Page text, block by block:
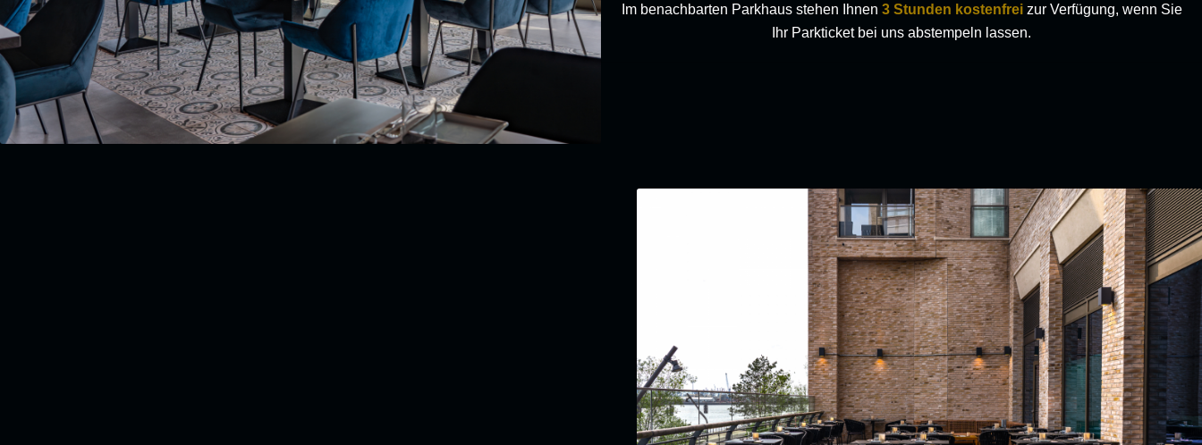
Im benachbarten Parkhaus stehen Ihnen 3 Stunden kostenfreizur Verfügung, wenn Sie
Ihr Parkticket bei uns abstempeln lassen.